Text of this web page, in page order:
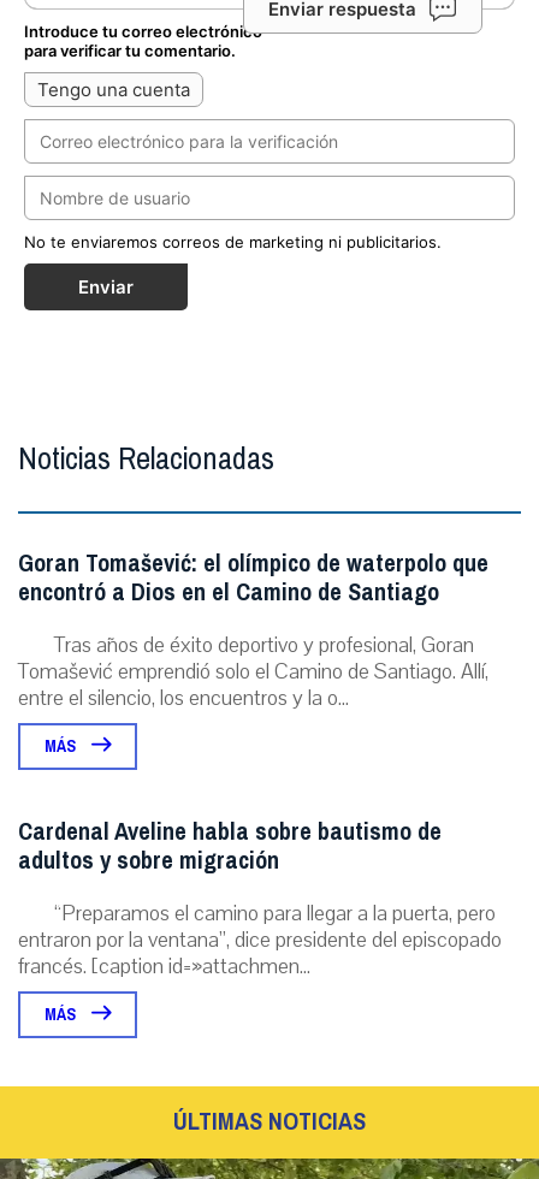
Enviar respuesta
Introduce tu correo electrónico
para verificar tu comentario.
Tengo una cuenta
No te enviaremos correos de marketing ni publicitarios.
Enviar
Noticias Relacionadas
Goran Tomašević: el olímpico de waterpolo que
encontró a Dios en el Camino de Santiago
Tras años de éxito deportivo y profesional, Goran
Tomašević emprendió solo el Camino de Santiago. Allí,
entre el silencio, los encuentros y la o...
MÁS
Cardenal Aveline habla sobre bautismo de
adultos y sobre migración
“Preparamos el camino para llegar a la puerta, pero
entraron por la ventana”, dice presidente del episcopado
francés. [caption id=»attachmen...
MÁS
ÚLTIMAS NOTICIAS